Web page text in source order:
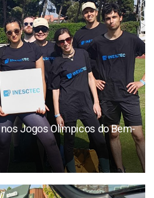
nos Jogos Olímpicos do Bem-